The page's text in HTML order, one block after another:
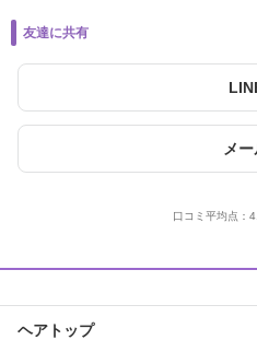
友達に共有
メ
口コミ平均点：
ヘアトップ